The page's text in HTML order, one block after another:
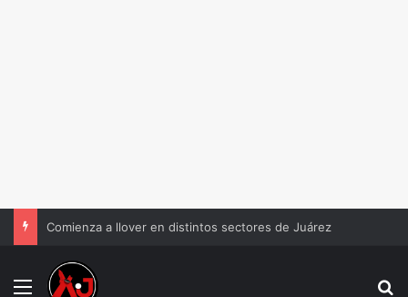
Comienza a llover en distintos sectores de Juárez
Menu